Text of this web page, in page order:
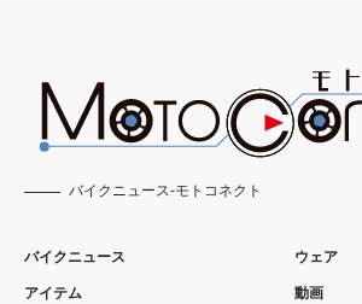
バイクニュース-モトコネクト
バイクニュース
アイテム
ウェア
動画